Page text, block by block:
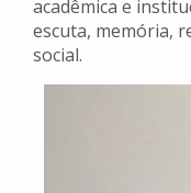
acadêmica e
escuta, memória,
social.